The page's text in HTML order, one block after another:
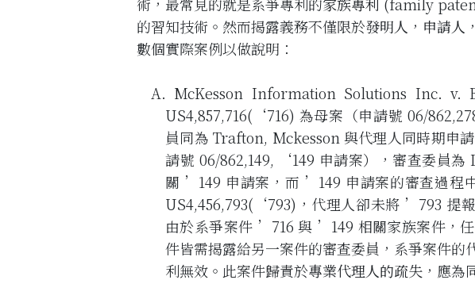
的習知技術。然而揭露義務不僅限於發明人 ， 申請人
數個實際案例以做說明：
A. McKesson Information Solutions Inc. v.
US4,857,716(‘716) 為母案（申請號 06/
員同為 Trafton, Mckesson 與代理人同時期申
請號 06/862,149, ‘149 申請案），審查委員
關 ’149 申請案，而 ’149 申請案的審查過程
US4,456,793(‘793)，代理人卻未將 ’793 提
由於系爭案件 ’716 與 ’149 相關家族案件，
件皆需揭露給另一案件的審查委員，系爭案件的
利無效。此案件歸責於專業代理人的疏失 ，應為